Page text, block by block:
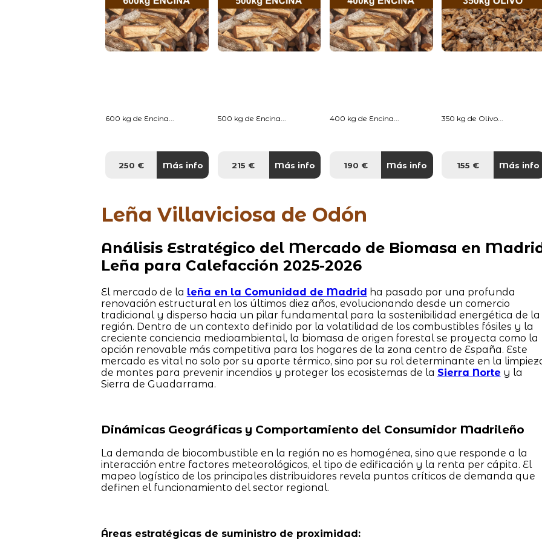
600 kg de Encina...
250 € Más info
500 kg de Encina...
215 € Más info
400 kg de Encina...
190 € Más info
350 kg de Olivo...
155 € Más info
Leña Villaviciosa de Odón
Análisis Estratégico del Mercado de Biomasa en
Leña para Calefacción 2025-2026
El mercado de la leña en la Comunidad de Madrid ha pasado por una profunda
renovación estructural en los últimos diez años, evolucionando desde un comercio
tradicional y disperso hacia un pilar fundamental para la sostenibilidad energética de la
región. Dentro de un contexto definido por la volatilidad de los combustibles fósiles y la
creciente conciencia medioambiental, la biomasa de origen forestal se proyecta como la
opción renovable más competitiva para los hogares de la zona centro de España. Este
mercado es vital no solo por su aporte térmico, sino por su rol determinante en la
de montes para prevenir incendios y proteger los ecosistemas de la Sierra Norte y la
Sierra de Guadarrama.
Dinámicas Geográficas y Comportamiento del Consumidor Madrileño
La demanda de biocombustible en la región no es homogénea, sino que responde a la
interacción entre factores meteorológicos, el tipo de edificación y la renta per cápita. El
mapeo logístico de los principales distribuidores revela puntos críticos de demanda que
definen el funcionamiento del sector regional.
Áreas estratégicas de suministro de proximidad: